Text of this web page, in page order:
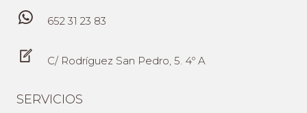
RESUMEN, AUNQUE KAMAGRA ORAL JELLY
PUEDE SER EFECTIVO PARA TRATAR LA
INFORMADO SOBRE SUS POSIBLES
RIESGOS Y EFECTOS SECUNDARIOS, ASÍ
LA SALUD ANTES DE SU USO PARA
GARANTIZAR SU SEGURIDAD Y EFICACIA.
652 31 23 83
C/ Rodríguez San Pedro, 5. 4º A
SERVICIOS